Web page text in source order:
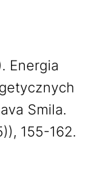
Energia
Smila.
155-162.